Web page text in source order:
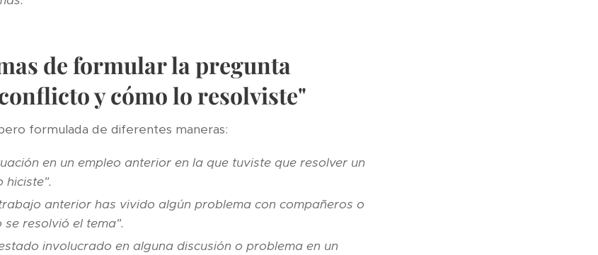
de formular la pregunta
y cómo lo resolviste"
formulada de diferentes maneras:
en un empleo anterior en la que tuviste que resolver un
hiciste".
anterior has vivido algún problema con compañeros o
resolvió el tema".
involucrado en alguna discusión o problema en un